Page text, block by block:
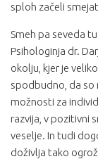
sploh začeli
Smeh pa seveda
Psihologinja dr.
okolju, kjer je
spodbudno, da so
možnosti za
razvija, v pozitivni
veselje. In tudi
doživlja tako